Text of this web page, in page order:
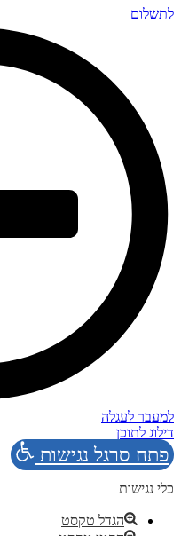
לתשלום
למעבר לעגלה
דילוג לתוכן
פתח סרגל נגישות
כלי נגישות
הגדל טקסט